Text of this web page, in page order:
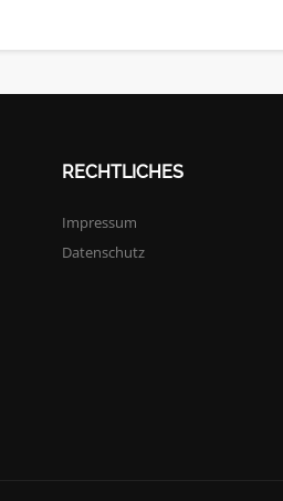
RECHTLICHES
Impressum
Datenschutz